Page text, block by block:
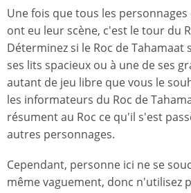
Une fois que tous les
ont eu leur scène, c'est le tour du
Déterminez si le Roc de Tahamaat
ses lits spacieux ou à une de ses
autant de jeu libre que vous le
les informateurs du Roc de
résument au Roc ce qu'il s'est
autres personnages.
Cependant, personne ici ne se
même vaguement, donc n'utilisez